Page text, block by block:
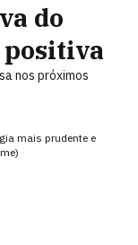
do
nos próximos
mais prudente e